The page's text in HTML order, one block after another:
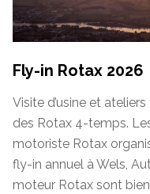
Fly-in Rotax 2026
Visite d’usine et
des Rotax 4-temps.
motoriste Rotax
fly-in annuel à Wels,
moteur Rotax sont